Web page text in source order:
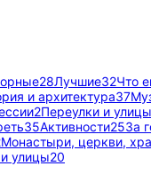
28Лучшие32Что
и архитектура37
2Переулки и улицы
35Активности25За
Монастыри, церкви,
улицы20